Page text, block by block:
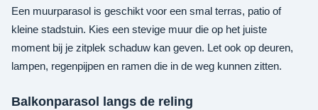
Een muurparasol is geschikt voor een smal terras, patio of
kleine stadstuin. Kies een stevige muur die op het juiste
moment bij je zitplek schaduw kan geven. Let ook op deuren,
lampen, regenpijpen en ramen die in de weg kunnen zitten.
Balkonparasol langs de reling